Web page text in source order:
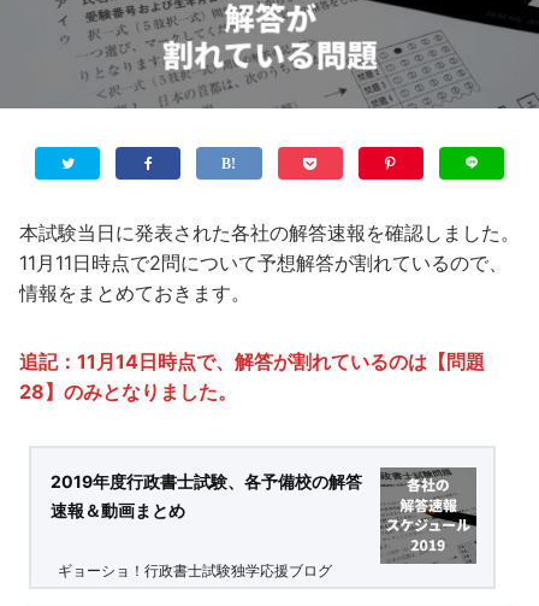
本試験当日に発表された各社の解答速報を確認しました。
11月11日時点で2問について予想解答が割れているので、
情報をまとめておきます。
追記：11月14日時点で、解答が割れているのは【問題
28】のみとなりました。
2019年度行政書士試験、各予備校の解答
速報＆動画まとめ
ギョーショ！行政書士試験独学応援ブログ